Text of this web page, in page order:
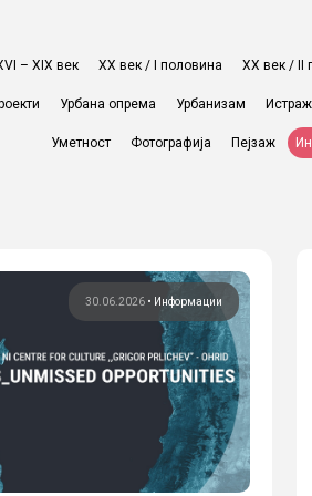
– XIX век ХХ век / I половина ХХ век / II
Урбана опрема Урбанизам
Уметност Фотографија Пејзаж
30.06.2026• Информации